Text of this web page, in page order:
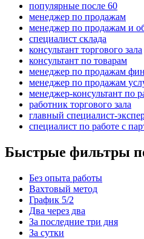
популярные после 60
менеджер по продажам
менеджер по продажам и
специалист склада
консультант торгового зала
консультант по товарам
менеджер по продажам
менеджер по продажам
менеджер-консультант по
работник торгового зала
главный специалист-
специалист по работе с
Быстрые фильтры
Без опыта работы
Вахтовый метод
График 5/2
Два через два
За последние три дня
За сутки